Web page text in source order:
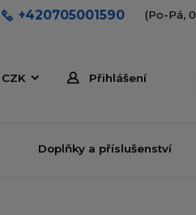
CZK Přihlášení
+420705001590 (Po-Pá,
Doplňky a příslušenství